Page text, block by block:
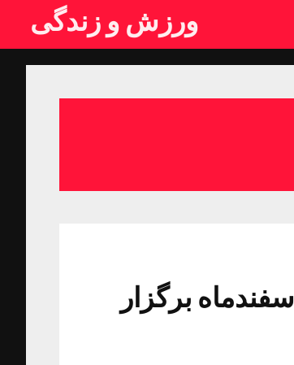
ورزش و زندگی
مجمع عمومی کمیته ملی المپیک ۲۵ اسفندماه برگزار